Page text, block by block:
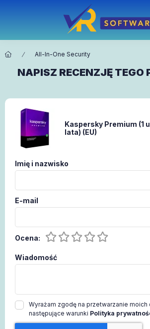
All-In-One Security
NAPISZ RECENZJĘ TEGO
Kaspersky Premium (1
lata) (EU)
Imię i nazwisko
E-mail
Ocena:
Wiadomość
Wyrażam zgodę na przetwarzanie moich
następujące warunki Polityka